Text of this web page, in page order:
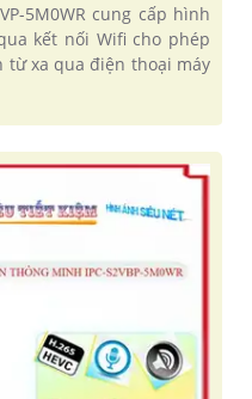
5M0WR cung cấp hình
kết nối Wifi cho phép
xa qua điện thoại máy